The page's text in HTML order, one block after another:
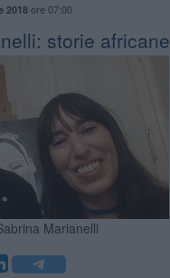
2018ore 07:00
storie africane
Marianelli